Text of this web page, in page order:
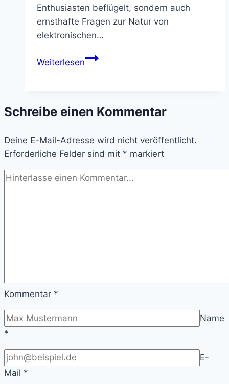
Enthusiasten beflügelt, sondern auch
ernsthafte Fragen zur Natur von
elektronischen…
WeiterlesenDer
Schreibe einen Kommentar
Deine E-Mail-Adresse wird nicht veröffentlicht.
Erforderliche Felder sind mit * markiert
Kommentar *
Name
*
E-
Mail *